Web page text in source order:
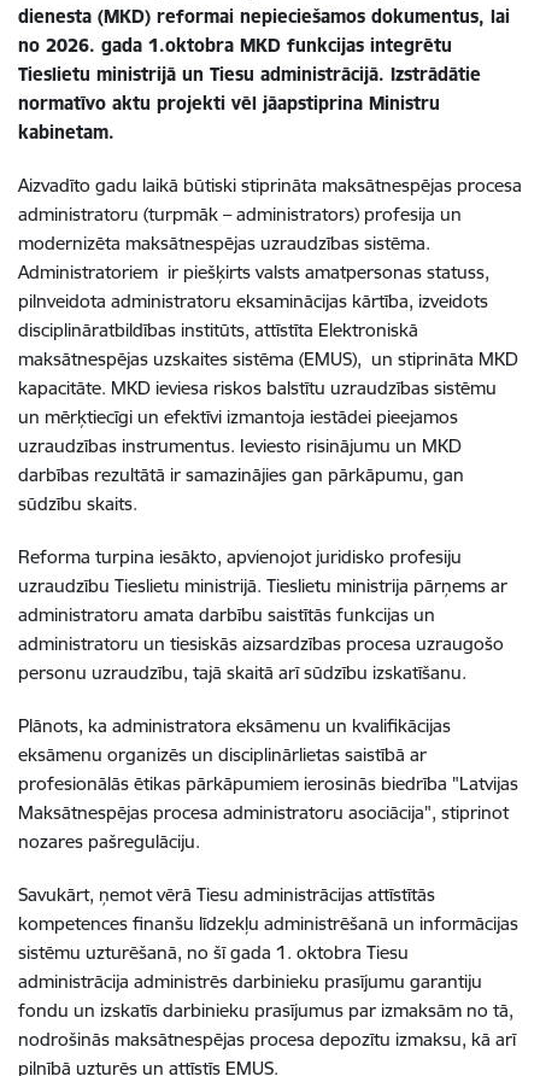
dienesta (MKD) reformai nepieciešamos dokumentus, lai
no 2026. gada 1.oktobra MKD funkcijas integrētu
Tieslietu ministrijā un Tiesu administrācijā. Izstrādātie
normatīvo aktu projekti vēl jāapstiprina Ministru
kabinetam.
Aizvadīto gadu laikā būtiski stiprināta maksātnespējas procesa
administratoru (turpmāk – administrators) profesija un
modernizēta maksātnespējas uzraudzības sistēma.
Administratoriem ir piešķirts valsts amatpersonas statuss,
pilnveidota administratoru eksaminācijas kārtība, izveidots
disciplināratbildības institūts, attīstīta Elektroniskā
maksātnespējas uzskaites sistēma (EMUS), un stiprināta MKD
kapacitāte. MKD ieviesa riskos balstītu uzraudzības sistēmu
un mērķtiecīgi un efektīvi izmantoja iestādei pieejamos
uzraudzības instrumentus. Ieviesto risinājumu un MKD
darbības rezultātā ir samazinājies gan pārkāpumu, gan
sūdzību skaits.
Reforma turpina iesākto, apvienojot juridisko profesiju
uzraudzību Tieslietu ministrijā. Tieslietu ministrija pārņems ar
administratoru amata darbību saistītās funkcijas un
administratoru un tiesiskās aizsardzības procesa uzraugošo
personu uzraudzību, tajā skaitā arī sūdzību izskatīšanu.
Plānots, ka administratora eksāmenu un kvalifikācijas
eksāmenu organizēs un disciplinārlietas saistībā ar
profesionālās ētikas pārkāpumiem ierosinās biedrība "Latvijas
Maksātnespējas procesa administratoru asociācija", stiprinot
nozares pašregulāciju.
Savukārt, ņemot vērā Tiesu administrācijas attīstītās
kompetences finanšu līdzekļu administrēšanā un informācijas
sistēmu uzturēšanā, no šī gada 1. oktobra Tiesu
administrācija administrēs darbinieku prasījumu garantiju
fondu un izskatīs darbinieku prasījumus par izmaksām no tā,
nodrošinās maksātnespējas procesa depozītu izmaksu, kā arī
pilnībā uzturēs un attīstīs EMUS.